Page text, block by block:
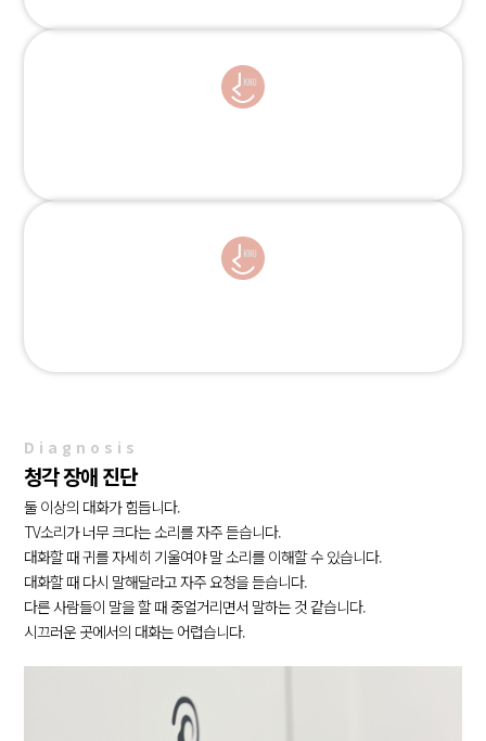
Diagnosis
청각 장애 진단
둘 이상의 대화가 힘듭니다.
TV소리가 너무 크다는 소리를 자주 듣습니다.
대화할 때 귀를 자세히 기울여야 말 소리를 이해할 수 있습니다.
대화할 때 다시 말해달라고 자주 요청을 듣습니다.
다른 사람들이 말을 할 때 중얼거리면서 말하는 것 같습니다.
시끄러운 곳에서의 대화는 어렵습니다.